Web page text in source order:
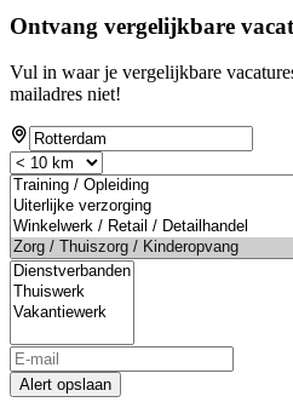
Ontvang vergelijkbare
Vul in waar je vergelijkbare
mailadres niet!
Alert opslaan